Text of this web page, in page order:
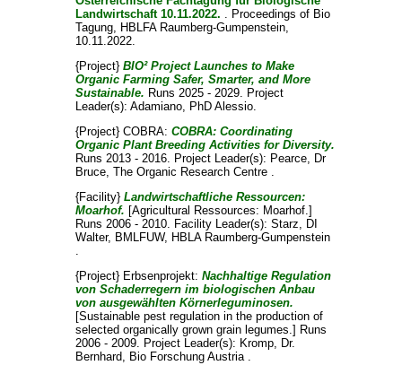
Landwirtschaft 10.11.2022. . Proceedings of Bio
Tagung, HBLFA Raumberg-Gumpenstein,
10.11.2022.
{Project} BIO² Project Launches to Make
Organic Farming Safer, Smarter, and More
Sustainable. Runs 2025 - 2029. Project
Leader(s): Adamiano, PhD Alessio.
{Project} COBRA: COBRA: Coordinating
Organic Plant Breeding Activities for Diversity.
Runs 2013 - 2016. Project Leader(s): Pearce, Dr
Bruce, The Organic Research Centre .
{Facility} Landwirtschaftliche Ressourcen:
Moarhof. [Agricultural Ressources: Moarhof.]
Runs 2006 - 2010. Facility Leader(s): Starz, DI
Walter, BMLFUW, HBLA Raumberg-Gumpenstein
.
{Project} Erbsenprojekt: Nachhaltige Regulation
von Schaderregern im biologischen Anbau
von ausgewählten Körnerleguminosen.
[Sustainable pest regulation in the production of
selected organically grown grain legumes.] Runs
2006 - 2009. Project Leader(s): Kromp, Dr.
Bernhard, Bio Forschung Austria .